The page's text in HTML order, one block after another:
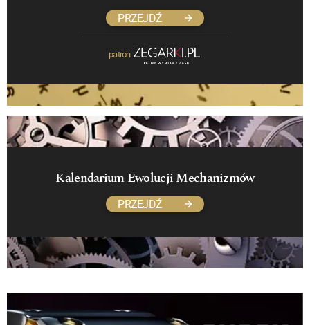
PRZEJDŹ
patron
Kalendarium Ewolucji Mechanizmów
PRZEJDŹ